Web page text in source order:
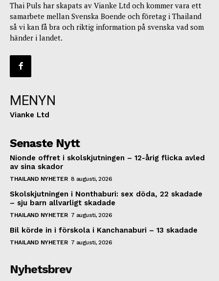
Thai Puls har skapats av Vianke Ltd och kommer vara ett
samarbete mellan Svenska Boende och företag i Thailand
så vi kan få bra och riktig information på svenska vad som
händer i landet.
MENYN
Vianke Ltd
Senaste Nytt
Nionde offret i skolskjutningen – 12-årig flicka avled
av sina skador
THAILAND NYHETER 8 augusti, 2026
Skolskjutningen i Nonthaburi: sex döda, 22 skadade
– sju barn allvarligt skadade
THAILAND NYHETER 7 augusti, 2026
Bil körde in i förskola i Kanchanaburi – 13 skadade
THAILAND NYHETER 7 augusti, 2026
Nyhetsbrev